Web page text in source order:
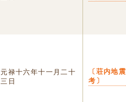
元禄十六年十一月二十
三日
〔荘内地震
考〕